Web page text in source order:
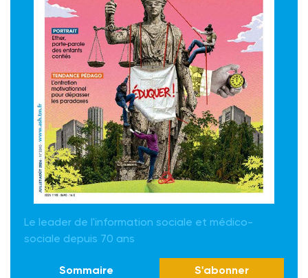
Le leader de l'information sociale et médico-
sociale depuis 70 ans
Sommaire S'abonner